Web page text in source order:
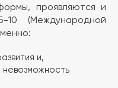
проявляются и
(Международной
и,